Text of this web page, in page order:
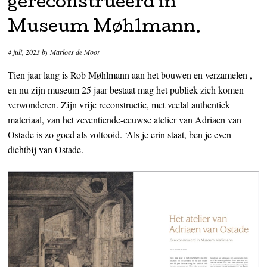
Museum Møhlmann.
4 juli, 2023byMarloes de Moor
Tien jaar lang is Rob Møhlmann aan het bouwen en verzamelen ,
en nu zijn museum 25 jaar bestaat mag het publiek zich komen
verwonderen. Zijn vrije reconstructie, met veelal authentiek
materiaal, van het zeventiende-eeuwse atelier van Adriaen van
Ostade is zo goed als voltooid. ‘Als je erin staat, ben je even
dichtbij van Ostade.